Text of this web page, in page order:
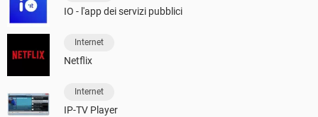
IO - l'app dei servizi pubblici
Internet
Netflix
Internet
IP-TV Player